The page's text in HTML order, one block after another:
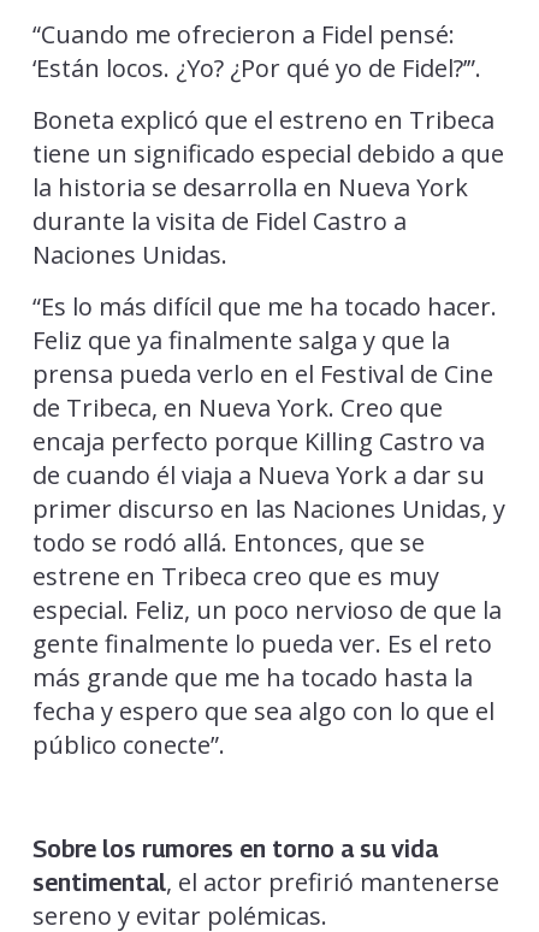
“Cuando me ofrecieron a Fidel pensé:
‘Están locos. ¿Yo? ¿Por qué yo de Fidel?’”.
Boneta explicó que el estreno en Tribeca
tiene un significado especial debido a que
la historia se desarrolla en Nueva York
durante la visita de Fidel Castro a
Naciones Unidas.
“Es lo más difícil que me ha tocado hacer.
Feliz que ya finalmente salga y que la
prensa pueda verlo en el Festival de Cine
de Tribeca, en Nueva York. Creo que
encaja perfecto porque Killing Castro va
de cuando él viaja a Nueva York a dar su
primer discurso en las Naciones Unidas, y
todo se rodó allá. Entonces, que se
estrene en Tribeca creo que es muy
especial. Feliz, un poco nervioso de que la
gente finalmente lo pueda ver. Es el reto
más grande que me ha tocado hasta la
fecha y espero que sea algo con lo que el
público conecte”.
Sobre los rumores en torno a su vida
sentimental, el actor prefirió mantenerse
sereno y evitar polémicas.